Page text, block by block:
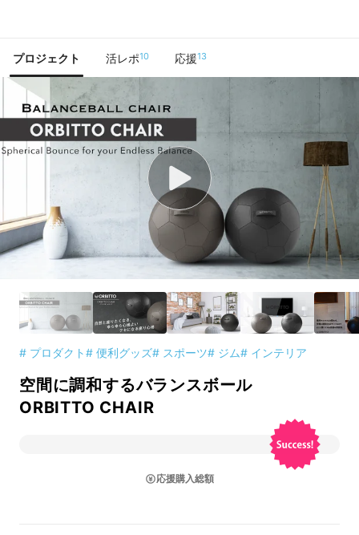
プロジェクト 活レポ10 応援13
# プロダクト# 便利グッズ# スポーツ# ジム# インテリア
空間に調和するバランスボール
ORBITTO CHAIR
応援購入総額